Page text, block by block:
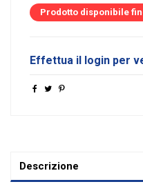
Prodotto disponibile
Effettua il login per
Descrizione